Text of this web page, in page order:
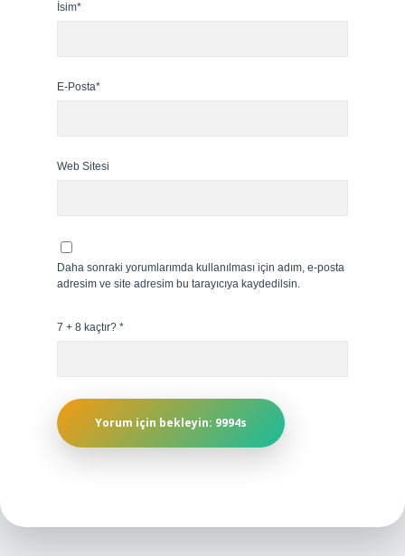
İsim*
E-Posta*
Web Sitesi
Daha sonraki yorumlarımda kullanılması için adım, e-posta
adresim ve site adresim bu tarayıcıya kaydedilsin.
7 + 8 kaçtır? *